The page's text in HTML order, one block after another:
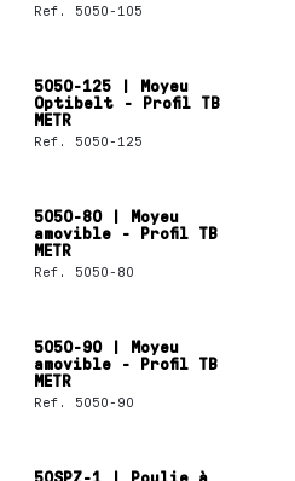
Ref. 5050-105
5050-125 | Moyeu
Optibelt - Profil TB
METR
Ref. 5050-125
5050-80 | Moyeu
amovible - Profil TB
METR
Ref. 5050-80
5050-90 | Moyeu
amovible - Profil TB
METR
Ref. 5050-90
50SPZ-1 | Poulie à